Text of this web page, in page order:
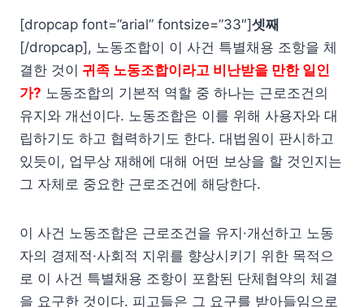
[dropcap font=”arial” fontsize=”33″]셋째
[/dropcap], 노동조합이 이 사건 특별채용 조항을 체
결한 것이 귀족 노동조합이라고 비난받을 만한 일인
가? 노동조합의 기본적 역할 중 하나는 근로조건의
유지와 개선이다. 노동조합은 이를 위해 사용자와 대
립하기도 하고 협력하기도 한다. 대법원이 판시하고
있듯이, 업무상 재해에 대해 어떤 보상을 할 것인지는
그 자체로 중요한 근로조건에 해당한다.
이 사건 노동조합은 근로조건을 유지·개선하고 노동
자의 경제적·사회적 지위를 향상시키기 위한 목적으
로 이 사건 특별채용 조항이 포함된 단체협약의 체결
을 요구한 것이다. 피고들은 그 요구를 받아들임으로